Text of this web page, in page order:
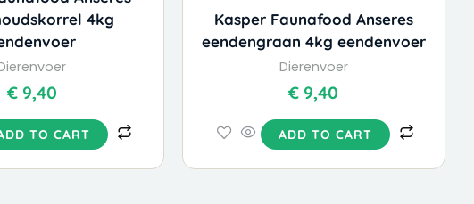
4kg
€9,40
TO CART
Kasper Faunafood Anseres
eendengraan 4kg eendenvoer
Dierenvoer
€ 9,40
ADD TO CART